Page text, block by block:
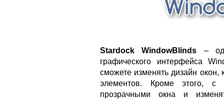
Stardock WindowBlinds –
графического интерфейса
сможете изменять дизайн окон,
элементов. Кроме этого, с
прозрачными окна и